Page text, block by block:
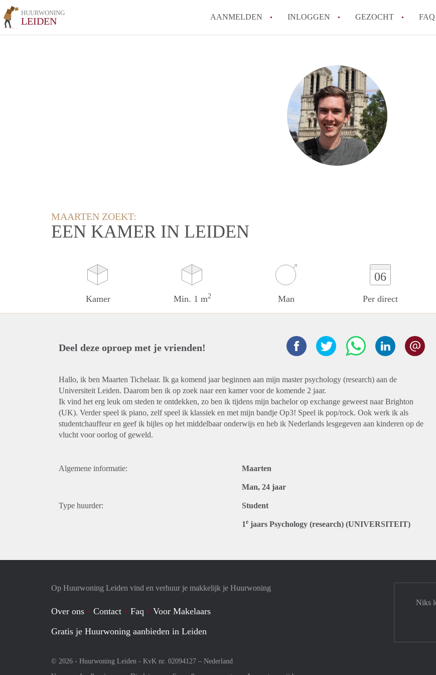
HUURWONING
LEIDEN AANMELDEN INLOGGEN GEZOCHT FAQ
How to translate HuurwoningLeiden!
Wat is HuurwoningLeiden?
Wat is de privacyverklaring van
Berekent HuurwoningLeiden
Is HuurwoningLeiden
Huurwoningen in Leiden?
Alle veelgestelde vragen
MAARTEN ZOEKT:
EEN KAMER IN LEIDEN
Kamer Min. 1 m2 Man
06
Per direct
Deel deze oproep met je vrienden!
Hallo, ik ben Maarten Tichelaar. Ik ga komend jaar beginnen aan mijn master psychology (research) aan de
Universiteit Leiden. Daarom ben ik op zoek naar een kamer voor de komende 2 jaar.
Ik vind het erg leuk om steden te ontdekken, zo ben ik tijdens mijn bachelor op exchange geweest naar Brighton
(UK). Verder speel ik piano, zelf speel ik klassiek en met mijn bandje Op3! Speel ik pop/rock. Ook werk ik als
studentchauffeur en geef ik bijles op het middelbaar onderwijs en heb ik Nederlands lesgegeven aan kinderen op de
vlucht voor oorlog of geweld.
Algemene informatie: Maarten
Man, 24 jaar
Type huurder: Student
1e jaars Psychology (research) (UNIVERSITEIT)
Op Huurwoning Leiden vind en verhuur je makkelijk je Huurwoning
Over ons Contact Faq
Voor Makelaars
Gratis je Huurwoning aanbieden in Leiden
© 2026 - Huurwoning Leiden - KvK nr. 02094127 – Nederland
Niks